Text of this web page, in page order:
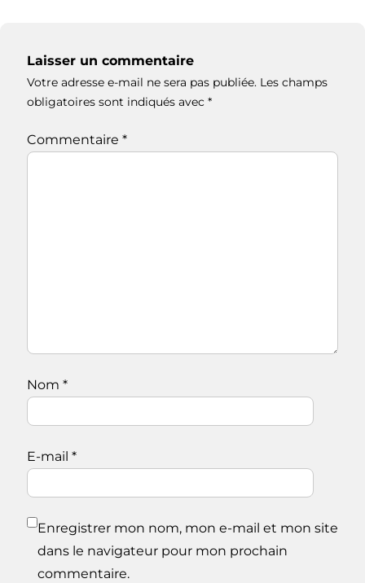
Laisser un commentaire
Votre adresse e-mail ne sera pas publiée. Les champs
obligatoires sont indiqués avec *
Commentaire *
Nom *
E-mail *
Enregistrer mon nom, mon e-mail et mon site
dans le navigateur pour mon prochain
commentaire.